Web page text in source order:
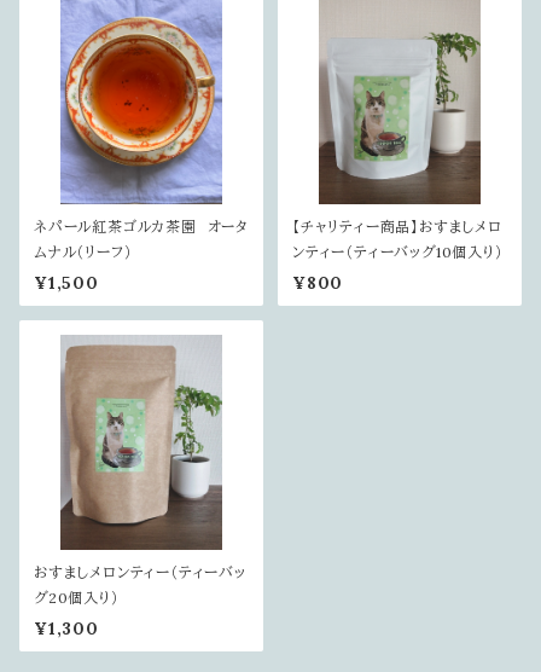
ネパール紅茶ゴルカ茶園 オータ
ムナル（リーフ）
¥1,500
【チャリティー商品】おすましメロ
ンティー（ティーバッグ10個入り）
¥800
おすましメロンティー（ティーバッ
グ20個入り）
¥1,300